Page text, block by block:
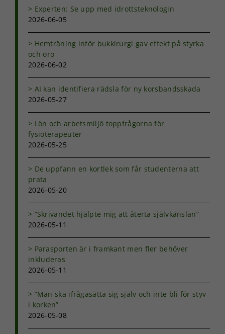
Experten: Se upp med idrottsteknologin
2026-06-05
Hemträning inför bukkirurgi gav effekt på styrka
och oro
2026-06-02
AI kan identifiera rädsla för ny korsbandsskada
2026-05-27
Lön och arbetsmiljö toppfrågorna för
fysioterapeuter
2026-05-25
De uppfann en kortlek som får studenterna att
prata
2026-05-20
”Skrivandet hjälpte mig att återta självkänslan”
2026-05-11
Parasporten är i framkant men fler behöver
inkluderas
2026-05-11
”Man ska ifrågasätta sig själv och inte bli för styv
i korken”
2026-05-08
Dessa kakor
går inte att
taget ska
Statistik
hemsidans
uppbyggnad,
baserat på